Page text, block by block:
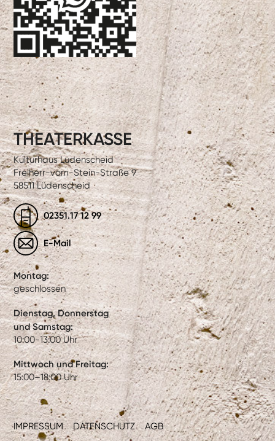
IMPRESSUM DATENSCHUTZ AGB
THEATERKASSE
Kulturhaus Lüdenscheid
Freiherr-vom-Stein-Straße 9
58511 Lüdenscheid
02351.17 12 99
E-Mail
Montag:
geschlossen
Dienstag, Donnerstag
und Samstag:
10:00-13:00 Uhr
Mittwoch und Freitag:
15:00–18:00 Uhr